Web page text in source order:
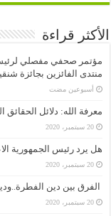
الأكثر قراءة
مؤتمر صحفي مفصلي لرئيس
منتدى الفائزين بجائزة
‏أسبوعين مضت
معرفة الله: دلائل الحقائق
20 سبتمبر، 2020
هل يرد رئيس الجمهورية
20 سبتمبر، 2020
الفرق بين دين
20 سبتمبر، 2020